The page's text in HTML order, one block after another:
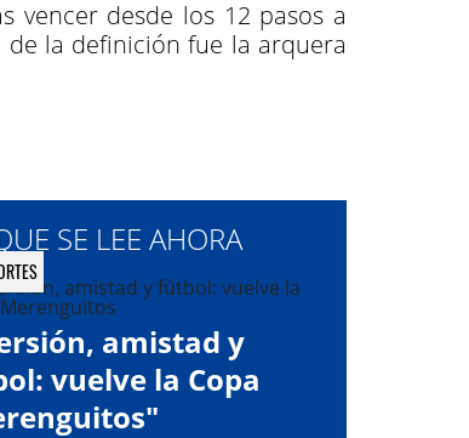
vencer desde los 12 pasos a
la definición fue la arquera
SE LEE AHORA
amistad y
vuelve la Copa